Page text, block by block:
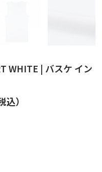
WHITE | バスケ イン
込）